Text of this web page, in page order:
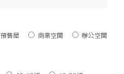
預售屋 商業空間
辦公空間